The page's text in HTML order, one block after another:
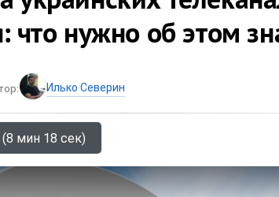
что нужно об этом
Илько Северин
мин 18 сек)